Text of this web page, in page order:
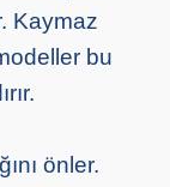
Kaymaz
bu
önler.